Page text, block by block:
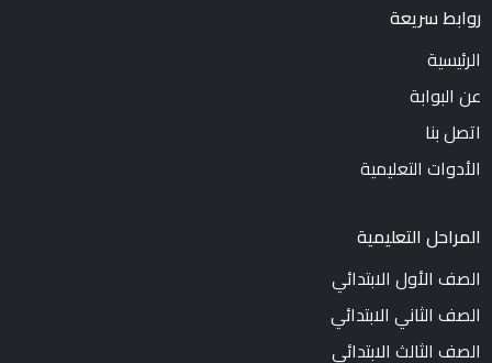
روابط سريعة
الرئيسية
عن البوابة
اتصل بنا
الأدوات التعليمية
المراحل التعليمية
الصف الأول الابتدائي
الصف الثاني الابتدائي
الصف الثالث الابتدائي